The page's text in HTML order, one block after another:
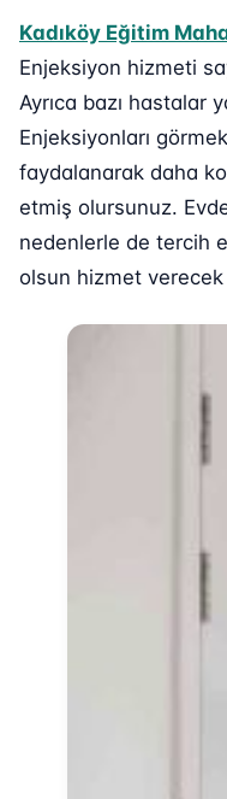
Kadıköy Eğitim
Enjeksiyon hizmeti
Ayrıca bazı
Enjeksiyonları
faydalanarak daha
etmiş olursunuz.
nedenlerle de tercih
olsun hizmet verecek